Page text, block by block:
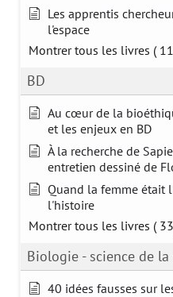
Les apprentis
l'espace
Montrer tous les livres (
BD
Au cœur de la
et les enjeux en BD
À la recherche de
entretien dessiné de
Quand la femme était
l'histoire
Montrer tous les livres (
Biologie - science de
40 idées fausses sur